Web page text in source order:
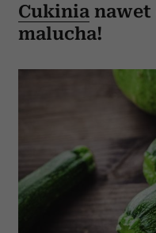
Cukinia nawet
malucha!